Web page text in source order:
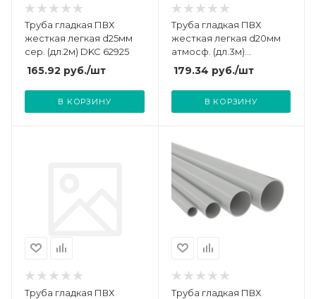
Труба гладкая ПВХ
жесткая легкая d25мм
сер. (дл.2м) DKC 62925
165.92 руб./шт
В КОРЗИНУ
Труба гладкая ПВХ
жесткая легкая d20мм
атмосф. (дл.3м)
Промрукав PR.01420
179.34 руб./шт
В КОРЗИНУ
Труба гладкая ПВХ
Труба гладкая ПВХ